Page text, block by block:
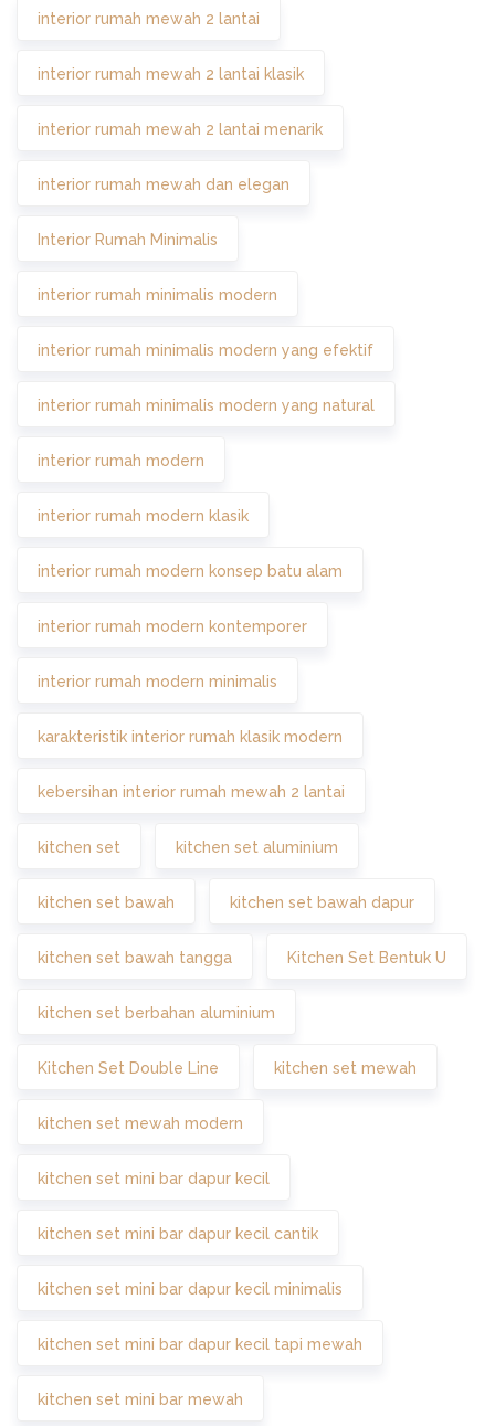
interior rumah mewah 2 lantai
interior rumah mewah 2 lantai klasik
interior rumah mewah 2 lantai menarik
interior rumah mewah dan elegan
Interior Rumah Minimalis
interior rumah minimalis modern
interior rumah minimalis modern yang efektif
interior rumah minimalis modern yang natural
interior rumah modern
interior rumah modern klasik
interior rumah modern konsep batu alam
interior rumah modern kontemporer
interior rumah modern minimalis
karakteristik interior rumah klasik modern
kebersihan interior rumah mewah 2 lantai
kitchen set kitchen set aluminium
kitchen set bawah kitchen set bawah dapur
kitchen set bawah tangga Kitchen Set Bentuk U
kitchen set berbahan aluminium
Kitchen Set Double Line kitchen set mewah
kitchen set mewah modern
kitchen set mini bar dapur kecil
kitchen set mini bar dapur kecil cantik
kitchen set mini bar dapur kecil minimalis
kitchen set mini bar dapur kecil tapi mewah
kitchen set mini bar mewah